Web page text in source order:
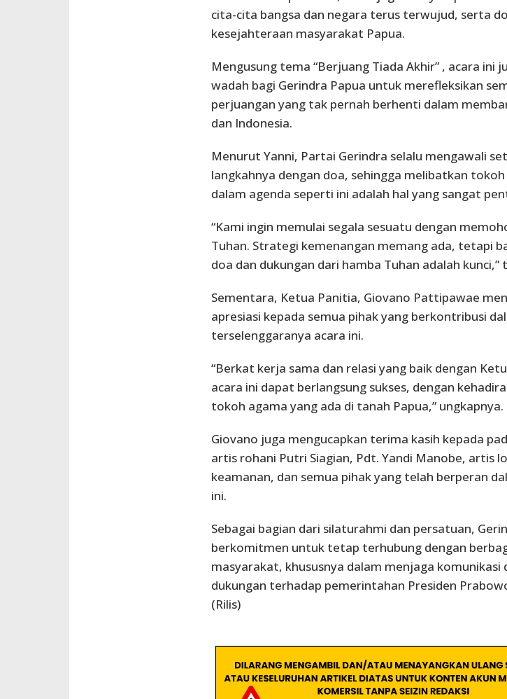
cita-cita bangsa dan negara terus terwujud, serta
kesejahteraan masyarakat Papua.
Mengusung tema “Berjuang Tiada Akhir” , acara ini
wadah bagi Gerindra Papua untuk merefleksikan
perjuangan yang tak pernah berhenti dalam
dan Indonesia.
Menurut Yanni, Partai Gerindra selalu mengawali
langkahnya dengan doa, sehingga melibatkan
dalam agenda seperti ini adalah hal yang sangat
“Kami ingin memulai segala sesuatu dengan
Tuhan. Strategi kemenangan memang ada, tetapi
doa dan dukungan dari hamba Tuhan adalah kunci,”
Sementara, Ketua Panitia, Giovano Pattipawae
apresiasi kepada semua pihak yang berkontribusi
terselenggaranya acara ini.
“Berkat kerja sama dan relasi yang baik dengan
acara ini dapat berlangsung sukses, dengan
tokoh agama yang ada di tanah Papua,” ungkapnya.
Giovano juga mengucapkan terima kasih kepada
artis rohani Putri Siagian, Pdt. Yandi Manobe, artis
keamanan, dan semua pihak yang telah berperan
ini.
Sebagai bagian dari silaturahmi dan persatuan,
berkomitmen untuk tetap terhubung dengan
masyarakat, khususnya dalam menjaga komunikasi
dukungan terhadap pemerintahan Presiden
(Rilis)